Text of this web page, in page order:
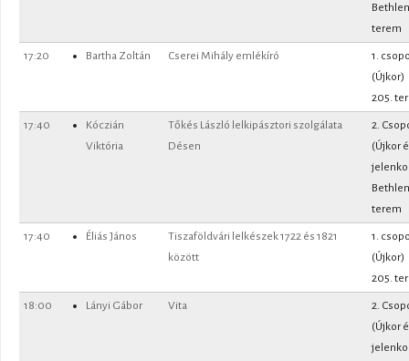
Bethlen
terem
17:20 Bartha Zoltán Cserei Mihály emlékíró
1.
(Újkor)
205.
17:40
Kóczián
Viktória
Tőkés László lelkipásztori szolgálata
Désen
2.
(Újkor
Bethlen
terem
17:40 Éliás János
Tiszaföldvári lelkészek 1722 és 1821
között
1.
(Újkor)
205.
18:00 Lányi Gábor Vita
2.
(Újkor